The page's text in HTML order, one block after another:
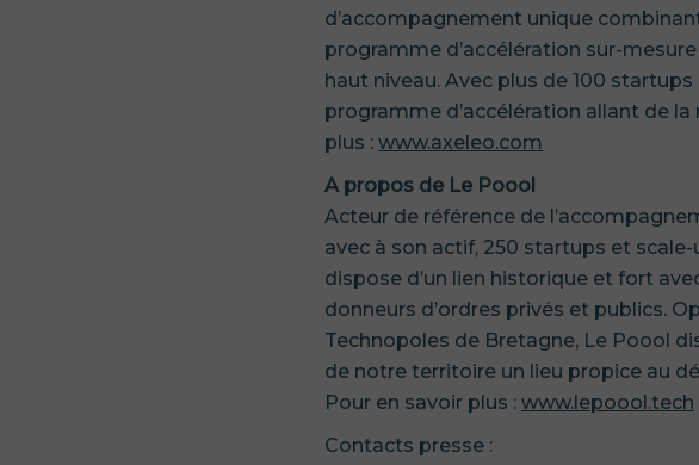
d’accompagnement unique
programme d’accélération sur-
haut niveau. Avec plus de 100
programme d’accélération allant de
plus :www.axeleo.com
A propos de Le Poool
Acteur de référence de
avec à son actif, 250 startups et
dispose d’un lien historique et fort
donneurs d’ordres privés et publics.
Technopoles de Bretagne, Le Poool
de notre territoire un lieu propice au
Pour en savoir plus :www.lepoool.tech
Contacts presse :